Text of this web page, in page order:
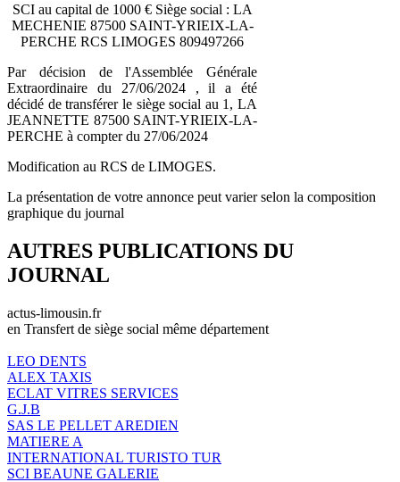
SCI au capital de 1000 € Siège social : LA
MECHENIE 87500 SAINT-YRIEIX-LA-
PERCHE RCS LIMOGES 809497266
Par décision de l'Assemblée Générale
Extraordinaire du 27/06/2024 , il a été
décidé de transférer le siège social au 1, LA
JEANNETTE 87500 SAINT-YRIEIX-LA-
PERCHE à compter du 27/06/2024
Modification au RCS de LIMOGES.
La présentation de votre annonce peut varier selon la composition
graphique du journal
AUTRES PUBLICATIONS DU
JOURNAL
actus-limousin.fr
en Transfert de siège social même département
LEO DENTS
ALEX TAXIS
ECLAT VITRES SERVICES
G.J.B
SAS LE PELLET AREDIEN
MATIERE A
INTERNATIONAL TURISTO TUR
SCI BEAUNE GALERIE